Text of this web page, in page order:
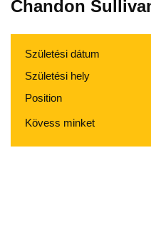
Chandon
Születési dátum
Születési hely
Position
Kövess minket